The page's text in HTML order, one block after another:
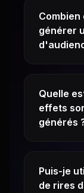
générer
Quelle
effets
générés
Puis-je
de rires